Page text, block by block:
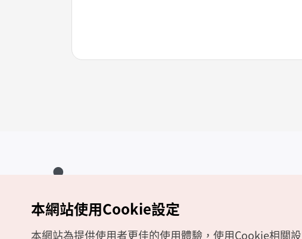
Copyrights (c) 韓國觀光公社版權所有
如有相關疑問或建議，歡迎來信至官方信箱
本網站使用Cookie設定
本網站為提供使用者更佳的使用體驗，使用Cookie相關